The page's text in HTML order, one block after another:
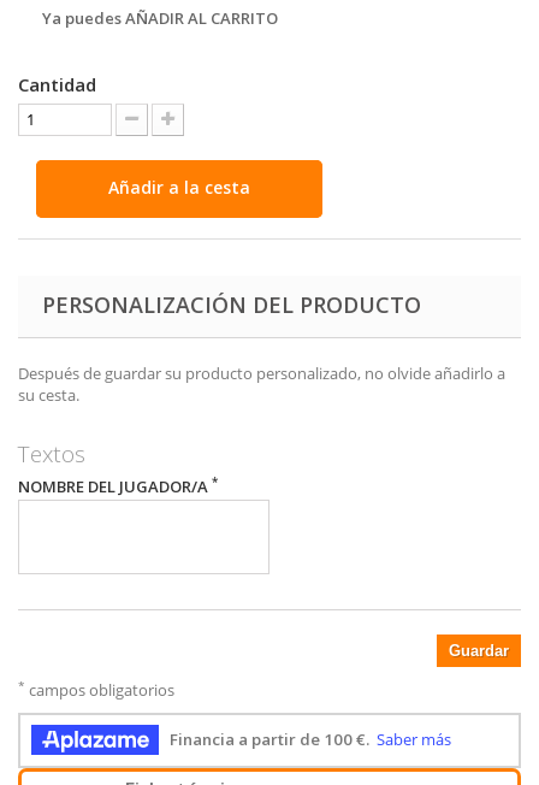
Ya puedes AÑADIR AL CARRITO
Cantidad
Añadir a la cesta
PERSONALIZACIÓN DEL PRODUCTO
Después de guardar su producto personalizado, no olvide añadirlo a
su cesta.
Textos
NOMBRE DEL JUGADOR/A *
Guardar
* campos obligatorios